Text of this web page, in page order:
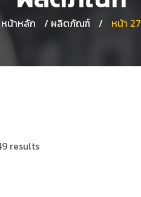
หน้าหลัก / ผลิตภัณฑ์ / หน้า 27
results